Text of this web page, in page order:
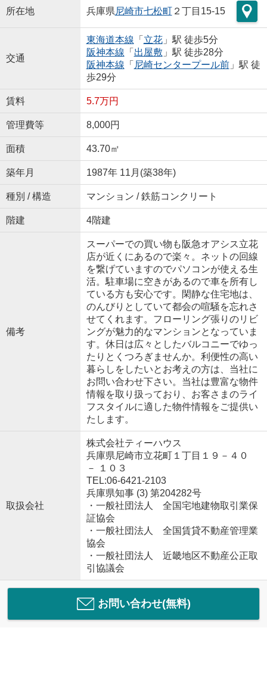
所在地 兵庫県尼崎市七松町２丁目15-15
交通
東海道本線 「 立花」駅 徒歩5分
阪神本線 「 出屋敷 」駅 徒歩28分
阪神本線 「 尼崎センタープール前」駅 徒
歩29分
賃料 5.7万円
管理費等 8,000円
面積 43.70㎡
築年月 1987年 11月(築38年)
種別 / 構造 マンション / 鉄筋コンクリート
階建 4階建
備考
スーパーでの買い物も阪急オアシス立花
店が近くにあるので楽々。ネットの回線
を繋げていますのでパソコンが使える生
活。駐車場に空きがあるので車を所有し
ている方も安心です。閑静な住宅地は、
のんびりとしていて都会の喧騒を忘れさ
せてくれます。フローリング張りのリビ
ングが魅力的なマンションとなっていま
す。休日は広々としたバルコニーでゆっ
たりとくつろぎませんか。利便性の高い
暮らしをしたいとお考えの方は、当社に
お問い合わせ下さい。当社は豊富な物件
情報を取り扱っており、お客さまのライ
フスタイルに適した物件情報をご提供い
たします。
取扱会社
株式会社ティーハウス
兵庫県尼崎市立花町１丁目１９－４０
－ １０３
TEL:06-6421-2103
兵庫県知事 (3) 第204282号
・一般社団法人 全国宅地建物取引業保
証協会
・一般社団法人 全国賃貸不動産管理業
協会
・一般社団法人 近畿地区不動産公正取
引協議会
お問い合わせ(無料)